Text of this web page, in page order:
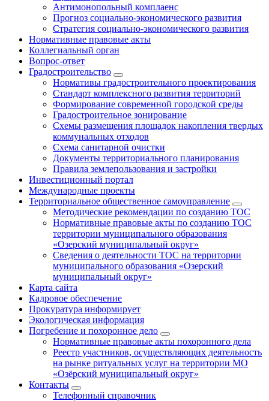
Антимонопольный комплаенс
Прогноз социально-экономического развития
Стратегия социально-экономического развития
Нормативные правовые акты
Коллегиальный орган
Вопрос-ответ
Градостроительство
Нормативы градостроительного проектирования
Стандарт комплексного развития территорий
Формирование современной городской среды
Градостроительное зонирование
Схемы размещения площадок накопления твердых
коммунальных отходов
Схема санитарной очистки
Документы территориального планирования
Правила землепользования и застройки
Инвестиционный портал
Международные проекты
Территориальное общественное самоуправление
Методические рекомендации по созданию ТОС
Нормативные правовые акты по созданию ТОС
территории муниципального образования
«Озерский муниципальный округ»
Сведения о деятельности ТОС на территории
муниципального образования «Озерский
муниципальный округ»
Карта сайта
Кадровое обеспечение
Прокуратура информирует
Экологическая информация
Погребение и похоронное дело
Нормативные правовые акты похоронного дела
Реестр участников, осуществляющих деятельность
на рынке ритуальных услуг на территории МО
«Озёрский муниципальный округ»
Контакты
Телефонный справочник